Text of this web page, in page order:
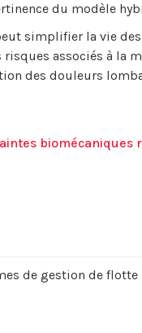
du modèle
simplifier la vie
associés à la
des douleurs
biomécaniques
de gestion de